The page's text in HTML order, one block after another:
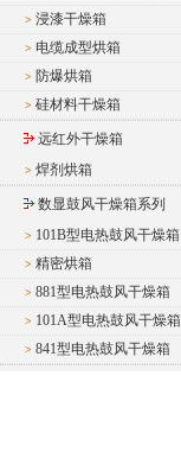
> 浸漆干燥箱
> 电缆成型烘箱
> 防爆烘箱
> 硅材料干燥箱
远红外干燥箱
> 焊剂烘箱
数显鼓风干燥箱系列
> 101B型电热鼓风干燥箱
> 精密烘箱
> 881型电热鼓风干燥箱
> 101A型电热鼓风干燥箱
> 841型电热鼓风干燥箱